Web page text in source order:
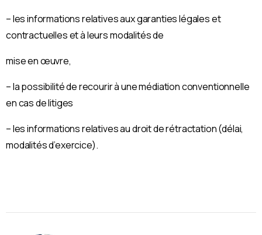
– les informations relatives aux garanties légales et
contractuelles et à leurs modalités de
mise en œuvre,
– la possibilité de recourir à une médiation conventionnelle
en cas de litiges
– les informations relatives au droit de rétractation (délai,
modalités d’exercice).